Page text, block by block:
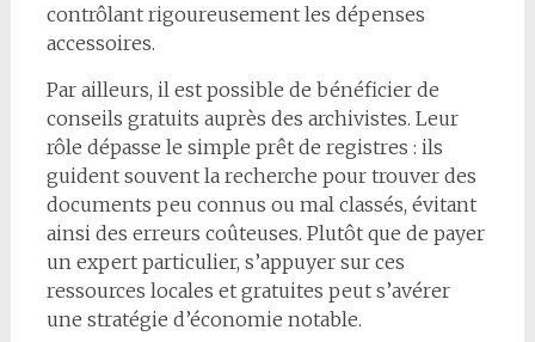
contrôlant rigoureusement les dépenses
accessoires.
Par ailleurs, il est possible de bénéficier de
conseils gratuits auprès des archivistes. Leur
rôle dépasse le simple prêt de registres : ils
guident souvent la recherche pour trouver des
documents peu connus ou mal classés, évitant
ainsi des erreurs coûteuses. Plutôt que de payer
un expert particulier, s’appuyer sur ces
ressources locales et gratuites peut s’avérer
une stratégie d’économie notable.